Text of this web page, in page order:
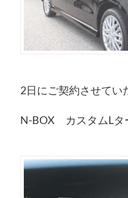
2日にご契約させてい
N-BOX カスタムLタ